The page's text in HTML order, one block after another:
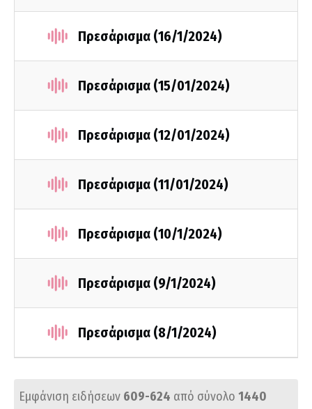
Πρεσάρισμα (16/1/2024)
Πρεσάρισμα (15/01/2024)
Πρεσάρισμα (12/01/2024)
Πρεσάρισμα (11/01/2024)
Πρεσάρισμα (10/1/2024)
Πρεσάρισμα (9/1/2024)
Πρεσάρισμα (8/1/2024)
Εμφάνιση ειδήσεων 609-624 από σύνολο 1440